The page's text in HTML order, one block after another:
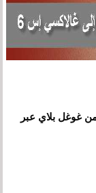
ستحتاج إلى تحميل لونشر غالاكس إس 6 من غوغل بلاي عبر